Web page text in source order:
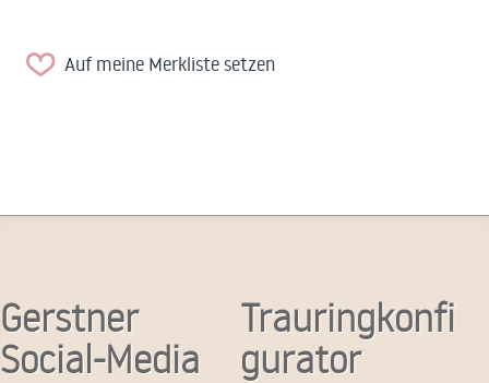
Auf meine Merkliste setzen
Gerstner
Social-Media
Trauringkonfi
gurator